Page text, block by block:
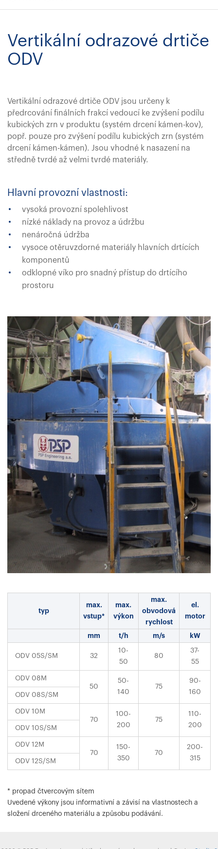
Vertikální odrazové drtiče
ODV
Vertikální odrazové drtiče ODV jsou určeny k
předrcování finálních frakcí vedoucí ke zvýšení podílu
kubických zrn v produktu (systém drcení kámen-kov),
popř. pouze pro zvýšení podílu kubických zrn (systém
drcení kámen-kámen). Jsou vhodné k nasazení na
středně tvrdé až velmi tvrdé materiály.
Hlavní provozní vlastnosti:
vysoká provozní spolehlivost
nízké náklady na provoz a údržbu
nenáročná údržba
vysoce otěruvzdorné materiály hlavních drtících
komponentů
odklopné víko pro snadný přístup do drtícího
prostoru
typ
max.
vstup*
max.
výkon
max.
obvodová
rychlost
el.
motor
mm t/h m/s kW
ODV 05S/SM 32
10-
50
80
37-
55
ODV 08M
50
50-
140
75
90-
160
ODV 08S/SM
ODV 10M
70
100-
200
75
110-
200
ODV 10S/SM
ODV 12M
70
150-
350
70
200-
315
ODV 12S/SM
* propad čtvercovým sítem
Uvedené výkony jsou informativní a závisí na vlastnostech a
složení drceného materiálu a způsobu podávání.